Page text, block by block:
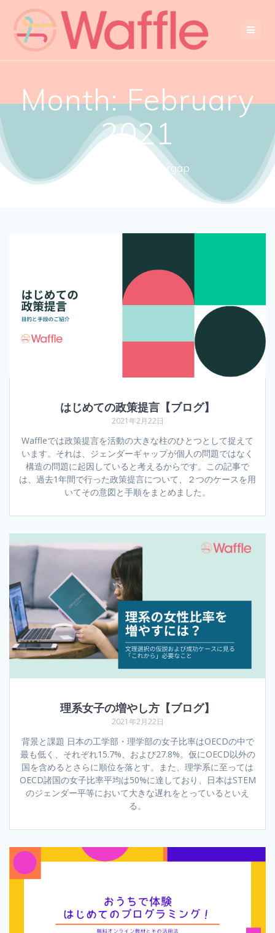
Month:February
2021
Close the gendergap
はじめての政策提言【ブログ】
2021年2月22日
Waffleでは政策提言を活動の大きな柱のひとつとして捉えて
います。それは、ジェンダーギャップが個人の問題ではなく
構造の問題に起因していると考えるからです。この記事で
は、過去1年間で行った政策提言について、２つのケースを用
いてその意図と手順をまとめました。
理系女子の増やし方【ブログ】
2021年2月22日
背景と課題 日本の工学部・理学部の女子比率はOECDの中で
最も低く、それぞれ15.7%、および27.8%。仮にOECD以外の
国を含めるとさらに順位を落とす。また、理学系に至っては
OECD諸国の女子比率平均は50%に達しており、日本はSTEM
のジェンダー平等において大きな遅れをとっているといえ
る。